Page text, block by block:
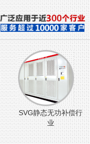
SVG静态无功补偿行
业